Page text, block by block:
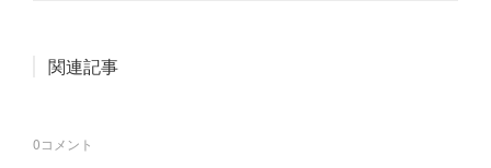
関連記事
0コメント